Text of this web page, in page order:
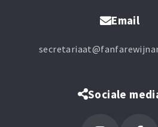
Email
Sociale